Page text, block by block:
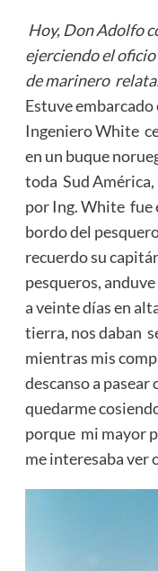
Hoy, Don Adolfo
ejerciendo el
de marinero
Estuve
Ingeniero White
en un buque
toda Sud
por Ing. White fue
bordo del
recuerdo su
pesqueros,
a veinte días en
tierra, nos daban
mientras mis
descanso a
quedarme
porque mi mayor
me interesaba ver